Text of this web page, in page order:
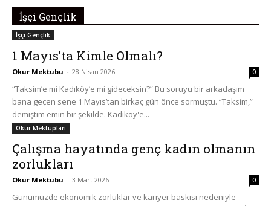
İşçi Gençlik
İşçi Gençlik
1 Mayıs’ta Kimle Olmalı?
Okur Mektubu - 28 Nisan 2026 0
“Taksim’e mi Kadıköy’e mi gideceksin?” Bu soruyu bir arkadaşım
bana geçen sene 1 Mayıs’tan birkaç gün önce sormuştu. “Taksim,”
demiştim emin bir şekilde. Kadıköy'e...
Okur Mektupları
Çalışma hayatında genç kadın olmanın
zorlukları
Okur Mektubu - 3 Mart 2026 0
Günümüzde ekonomik zorluklar ve kariyer baskısı nedeniyle